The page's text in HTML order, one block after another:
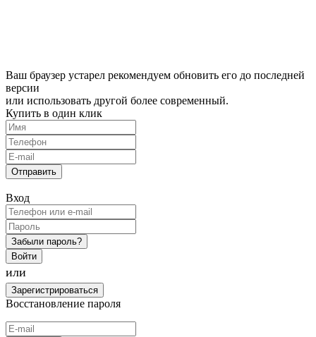
Ваш браузер устарел рекомендуем обновить его до последней
версии
или использовать другой более современный.
Купить в один клик
Отправить
Вход
Забыли пароль?
Войти
или
Зарегистрироваться
Восстановление пароля